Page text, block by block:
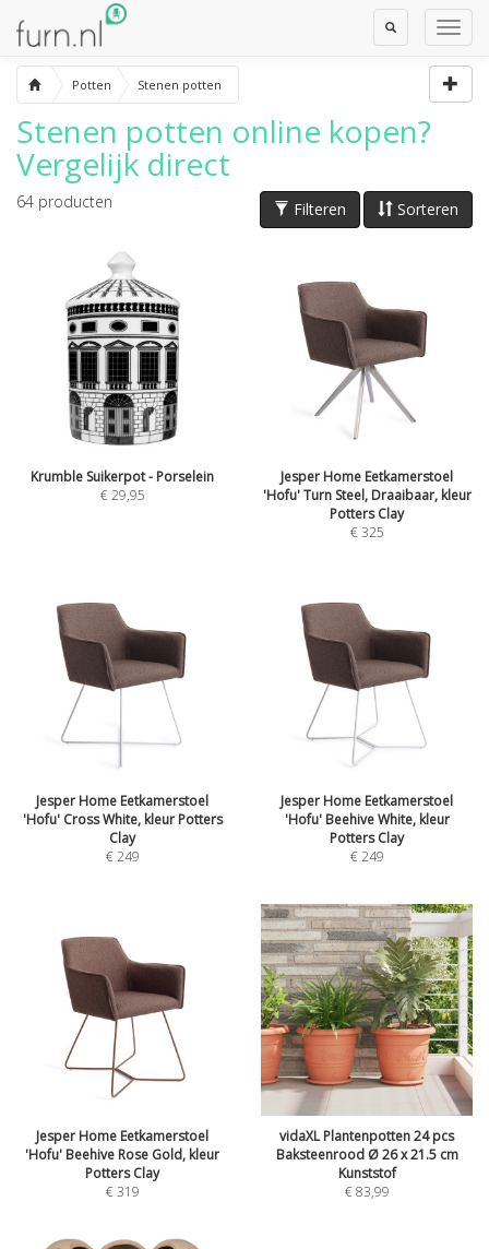
Toggle
Search
Potten Stenen potten
Stenen potten online kopen?
Vergelijk direct
Sorteren
Filteren
64 producten
Krumble Suikerpot - Porselein
€29,95
Jesper Home Eetkamerstoel
'Hofu' Turn Steel, Draaibaar, kleur
Potters Clay
€325
Jesper Home Eetkamerstoel
'Hofu' Cross White, kleur Potters
Clay
€249
Jesper Home Eetkamerstoel
'Hofu' Beehive White, kleur
Potters Clay
€249
Jesper Home Eetkamerstoel
'Hofu' Beehive Rose Gold, kleur
Potters Clay
€319
vidaXL Plantenpotten 24 pcs
Baksteenrood Ø 26 x 21.5 cm
Kunststof
€83,99